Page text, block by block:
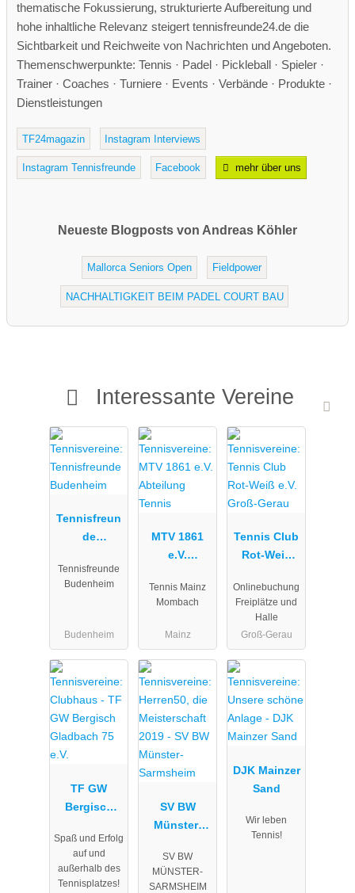
Interessante Vereine
Tennisfreun
de
Tennisfreunde
Budenheim
Budenheim
MTV 1861
e.V.
Tennis
Tennis Mainz
Mombach
Mainz
Tennis Club
Rot-Weiß
Gerau
Onlinebuchung
Freiplätze und
Halle
Groß-Gerau
TF GW
Bergisch
e.V.
Spaß und Erfolg
auf und
außerhalb des
Tennisplatzes!
SV BW
Münster-
SV BW
MÜNSTER-
SARMSHEIM
DJK Mainzer
Sand
Wir leben
Tennis!
thematische Fokussierung, strukturierte Aufbereitung und
hohe inhaltliche Relevanz steigert tennisfreunde24.de die
Sichtbarkeit und Reichweite von Nachrichten und Angeboten.
Themenschwerpunkte: Tennis · Padel · Pickleball · Spieler ·
Trainer · Coaches · Turniere · Events · Verbände · Produkte ·
Dienstleistungen
TF24magazin Instagram Interviews
Instagram Tennisfreunde Facebook mehr über uns
Neueste Blogposts von Andreas Köhler
Mallorca Seniors Open Fieldpower
NACHHALTIGKEIT BEIM PADEL COURT BAU